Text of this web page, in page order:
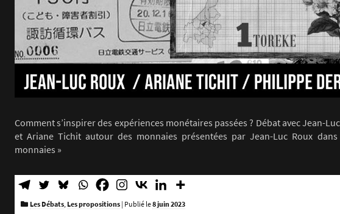
Comment s’inspirer des expériences monétaires passées ? Débat avec Jean-
et Ariane Tichit autour des monnaies présentées par Jean-Luc Roux
monnaies »
Les Débats Les propositions | Publié le8 juin 2023